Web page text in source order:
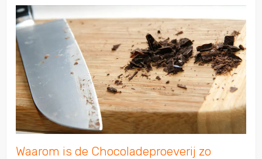
Sport en spel
Workshops
Rondleidingen
Locaties
Feesten
Waarom is de Chocoladeproeverij zo